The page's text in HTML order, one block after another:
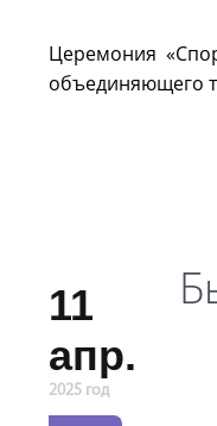
Церемония
объединяющего
11
апр.
2025 год